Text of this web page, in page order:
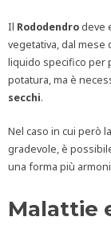
Il Rododendrodeve
vegetativa, dal
liquido specifico per
potatura, ma è
secchi.
Nel caso in cui però
gradevole, è
una forma più
Malattie